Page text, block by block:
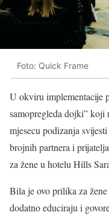
Foto: Quick Frame
U okviru implementacije
samopregleda dojki”
mjesecu podizanja
brojnih partnera i
za žene u hotelu Hills
Bila je ovo prilika za
dodatno educiraju i